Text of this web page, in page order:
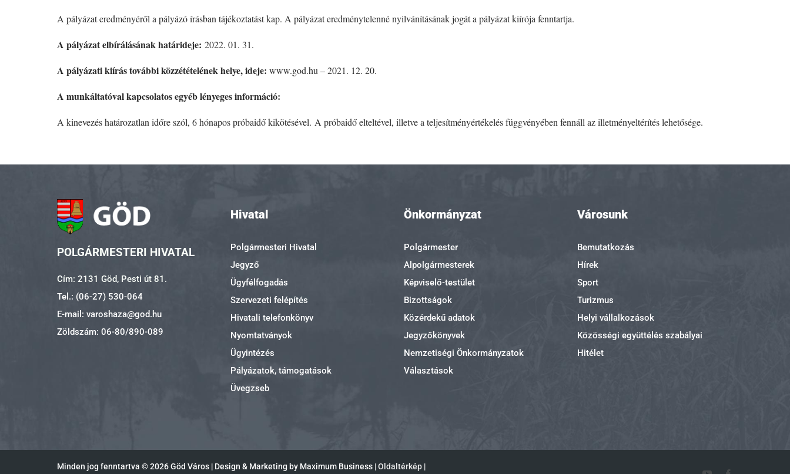
A pályázat eredményéről a pályázó írásban tájékoztatást kap. A pályázat eredménytelenné nyilvánításának jogát a pályázat kiírója fenntartja.
A pályázat elbírálásának határideje: 2022. 01. 31.
A pályázati kiírás további közzétételének helye, ideje: www.god.hu – 2021. 12. 20.
A munkáltatóval kapcsolatos egyéb lényeges információ:
A kinevezés határozatlan időre szól, 6 hónapos próbaidő kikötésével. A próbaidő elteltével, illetve a teljesítményértékelés függvényében fennáll az illetményeltérítés lehetősége.
POLGÁRMESTERI HIVATAL
Cím: 2131 Göd, Pesti út 81.
Tel.: (06-27) 530-064
E-mail: varoshaza@god.hu
Zöldszám: 06-80/890-089
Hivatal
Polgármesteri Hivatal
Jegyző
Ügyfélfogadás
Szervezeti felépítés
Hivatali telefonkönyv
Nyomtatványok
Ügyintézés
Pályázatok, támogatások
Üvegzseb
Önkormányzat
Polgármester
Alpolgármesterek
Képviselő-testület
Bizottságok
Közérdekű adatok
Jegyzőkönyvek
Nemzetiségi Önkormányzatok
Választások
Városunk
Bemutatkozás
Hírek
Sport
Turizmus
Helyi vállalkozások
Közösségi együttélés szabályai
Hitélet
Minden jog fenntartva ©2026 Göd Város | Design & Marketing by Maximum Business |Oldaltérkép |